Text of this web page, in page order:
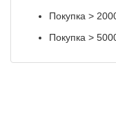
Покупка >
Покупка >